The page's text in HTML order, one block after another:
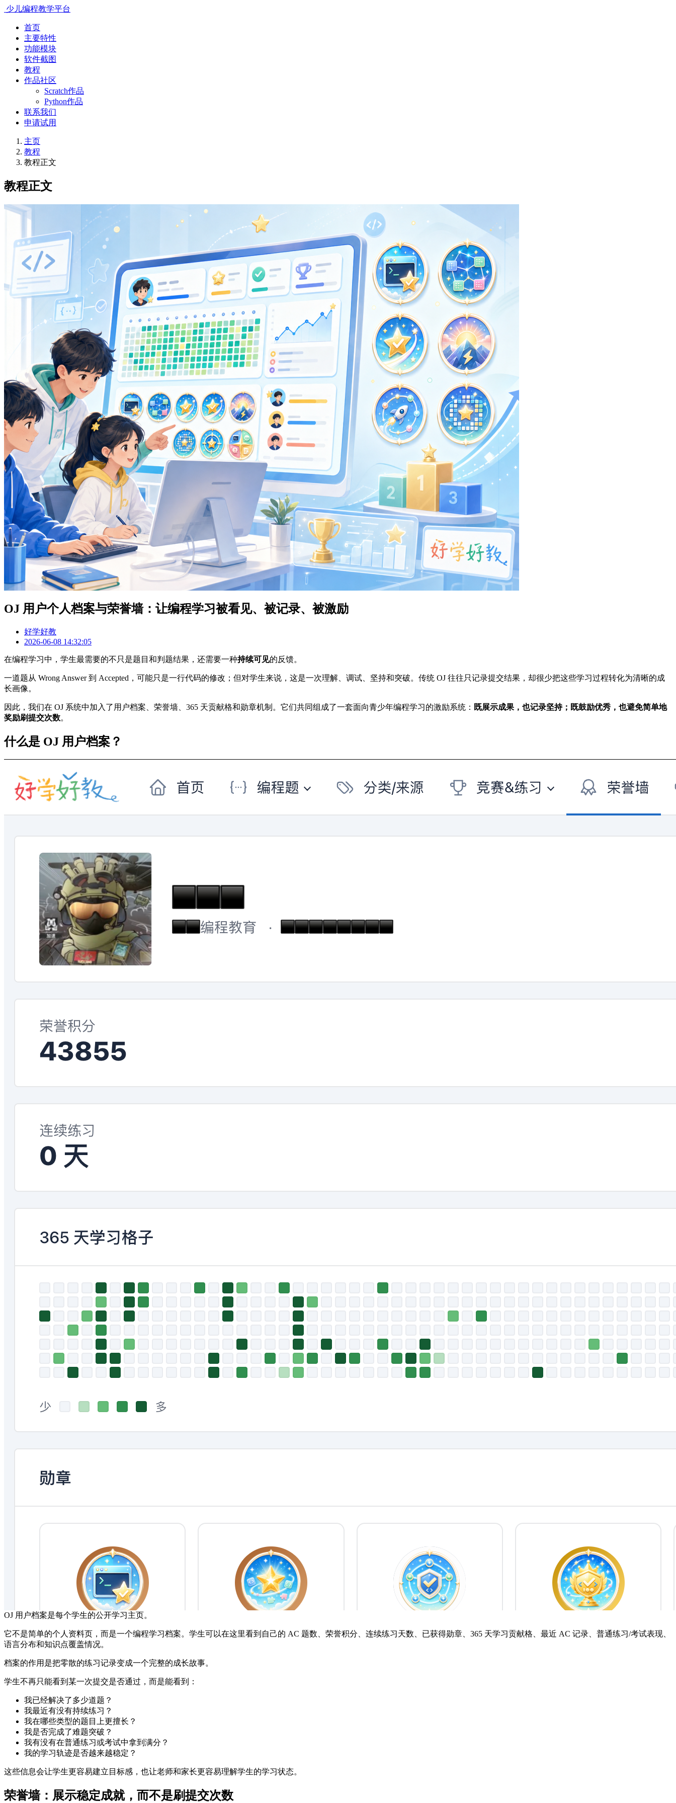
少儿编程教学平台
首页
主要特性
功能模块
软件截图
教程
作品社区
Scratch作品
Python作品
联系我们
申请试用
主页
教程
教程正文
教程正文
OJ 用户个人档案与荣誉墙：让编程学习被看见、被记录、被激励
好学好教
2026-06-08 14:32:05
在编程学习中，学生最需要的不只是题目和判题结果，还需要一种持续可见的反馈。
一道题从 Wrong Answer 到 Accepted，可能只是一行代码的修改；但对学生来说，这是一次理解、调试、坚持和突破。传统 OJ 往往只记录提交结果，却很少把这些学习过程转化为清晰的成
长画像。
因此，我们在 OJ 系统中加入了用户档案、荣誉墙、365 天贡献格和勋章机制。它们共同组成了一套面向青少年编程学习的激励系统： 既展示成果，也记录坚持；既鼓励优秀，也避免简单地
奖励刷提交次数。
什么是 OJ 用户档案？
OJ 用户档案是每个学生的公开学习主页。
它不是简单的个人资料页，而是一个编程学习档案。学生可以在这里看到自己的 AC 题数、荣誉积分、连续练习天数、已获得勋章、365 天学习贡献格、最近 AC 记录、普通练习/考试表现、
语言分布和知识点覆盖情况。
档案的作用是把零散的练习记录变成一个完整的成长故事。
学生不再只能看到某一次提交是否通过，而是能看到：
我已经解决了多少道题？
我最近有没有持续练习？
我在哪些类型的题目上更擅长？
我是否完成了难题突破？
我有没有在普通练习或考试中拿到满分？
我的学习轨迹是否越来越稳定？
这些信息会让学生更容易建立目标感，也让老师和家长更容易理解学生的学习状态。
荣誉墙：展示稳定成就，而不是刷提交次数